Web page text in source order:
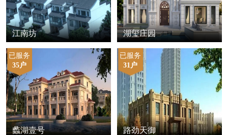
江南坊 湖玺庄园
已服务
35户
蠡湖壹号
已服务
31户
路劲天御